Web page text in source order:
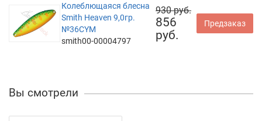
Колеблющаяся блесна
Smith Heaven 9,0гр.
№36CYM
smith00-00004797
930 руб.
856
руб.
Предзаказ
Вы смотрели